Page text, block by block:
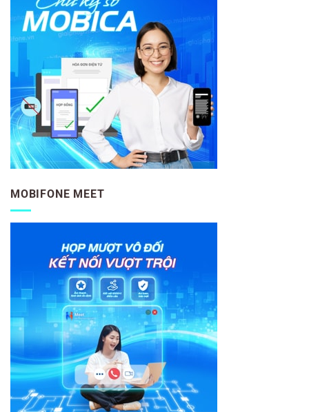
MOBIFONE MEET